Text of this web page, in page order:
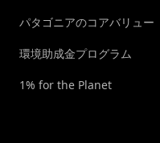
パタゴニアのコアバリュー
環境助成金プログラム
1% for the Planet